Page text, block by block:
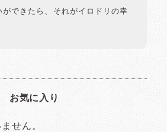
ができたら、それがイロドリの幸
お気に入り
せん。